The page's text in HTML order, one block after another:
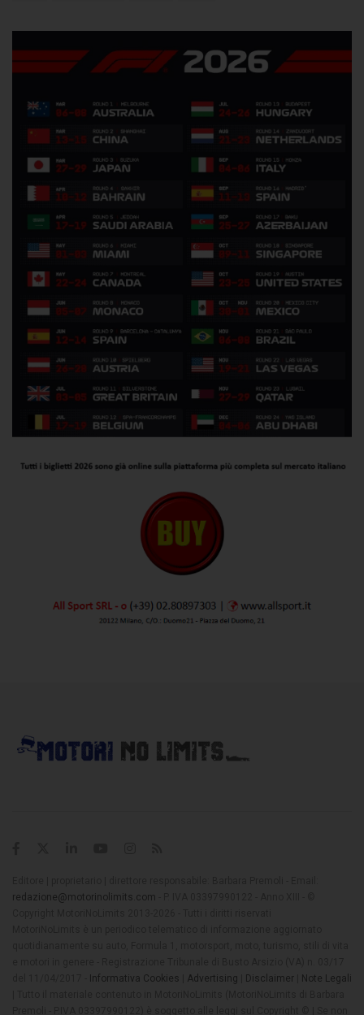
redazione@motorinolimits.com
Informativa Cookies Advertising Disclaimer
Note Legali